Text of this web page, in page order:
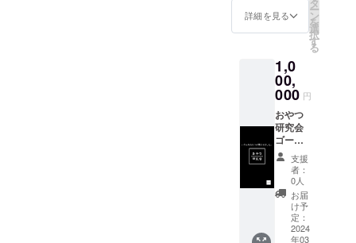
（旧西
本梅小
学校
階 ・営
業時間
帯 毎
週水・
木・金
曜日
11〜15
時
日に限
り研究
所内の
食べ放
題。 使
用回数
は1枚に
つき1
回。 有
効期限
は発行
から1年
間。 ・
店舗所
在地 〒
622-
0066 京
詳細を見る ー
ン
を
選
択
す
る
1,0
00,
000 円
おやつ
研究会
ゴール
ド会員
証 おや
つ研究
会活動
日に立
ち寄る
ことが
支援
者：
0人
お届
け予
定：
2024
年03